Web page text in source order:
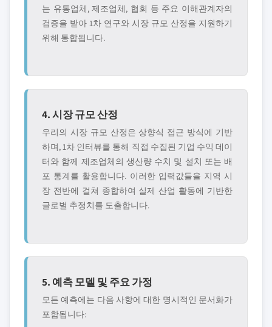
는 유통업체, 제조업체, 협회 등 주요 이해관계자의
검증을 받아 1차 연구와 시장 규모 산정을 지원하기
위해 통합됩니다.
4. 시장 규모 산정
우리의 시장 규모 산정은 상향식 접근 방식에 기반
하며, 1차 인터뷰를 통해 직접 수집된 기업 수익 데이
터와 함께 제조업체의 생산량 수치 및 설치 또는 배
포 통계를 활용합니다. 이러한 입력값들을 지역 시
장 전반에 걸쳐 종합하여 실제 산업 활동에 기반한
글로벌 추정치를 도출합니다.
5. 예측 모델 및 주요 가정
모든 예측에는 다음 사항에 대한 명시적인 문서화가
포함됩니다: